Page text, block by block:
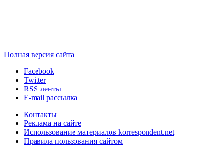
Полная версия сайта
Facebook
Twitter
RSS-ленты
E-mail рассылка
Контакты
Реклама на сайте
Использование материалов korrespondent.net
Правила пользования сайтом